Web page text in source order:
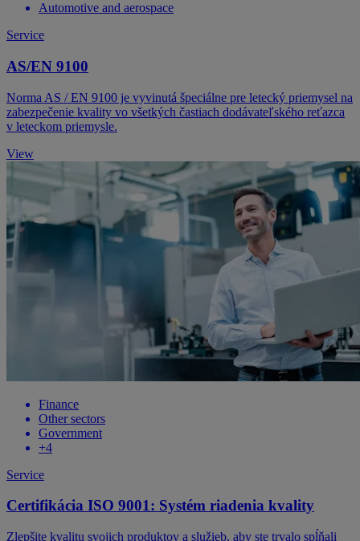
Automotive and aerospace
Service
AS/EN 9100
Norma AS / EN 9100 je vyvinutá špeciálne pre letecký priemysel na
zabezpečenie kvality vo všetkých častiach dodávateľského reťazca
v leteckom priemysle.
View
Finance
Other sectors
Government
+4
Service
Certifikácia ISO 9001: Systém riadenia kvality
Zlepšite kvalitu svojich produktov a služieb, aby ste trvalo spĺňali